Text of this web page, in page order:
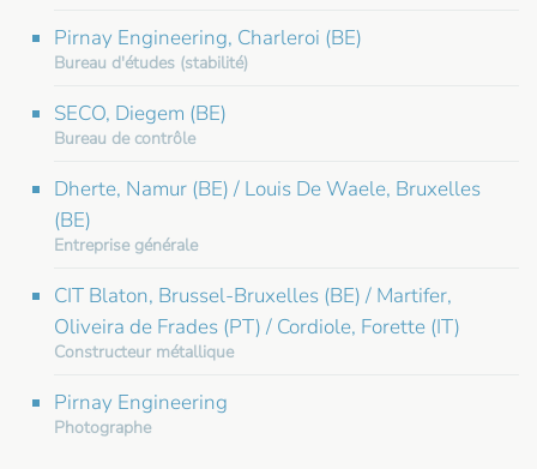
Pirnay Engineering, Charleroi (BE)
Bureau d'études (stabilité)
SECO, Diegem (BE)
Bureau de contrôle
Dherte, Namur (BE) / Louis De Waele, Bruxelles
(BE)
Entreprise générale
CIT Blaton, Brussel-Bruxelles (BE) / Martifer,
Oliveira de Frades (PT) / Cordiole, Forette (IT)
Constructeur métallique
Pirnay Engineering
Photographe